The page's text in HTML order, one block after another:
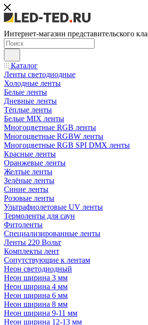
Интернет-магазин представительского
Каталог
Ленты светодиодные
Холодные ленты
Белые ленты
Дневные ленты
Тёплые ленты
Белые MIX ленты
Многоцветные RGB ленты
Многоцветные RGBW ленты
Многоцветные RGB SPI DMX ленты
Красные ленты
Оранжевые ленты
Желтые ленты
Зелёные ленты
Синие ленты
Розовые ленты
Ультрафиолетовые UV ленты
Термоленты для саун
Фитоленты
Специализированные ленты
Ленты 220 Вольт
Комплекты лент
Сопутствующие к лентам
Неон светодиодный
Неон ширина 3 мм
Неон ширина 4 мм
Неон ширина 6 мм
Неон ширина 8 мм
Неон ширина 9-11 мм
Неон ширина 12-13 мм